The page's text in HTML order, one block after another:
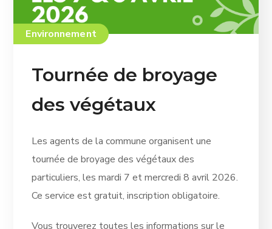
Environnement
Tournée de broyage
des végétaux
Les agents de la commune organisent une
tournée de broyage des végétaux des
particuliers, les mardi 7 et mercredi 8 avril 2026.
Ce service est gratuit, inscription obligatoire.
Vous trouverez toutes les informations sur le